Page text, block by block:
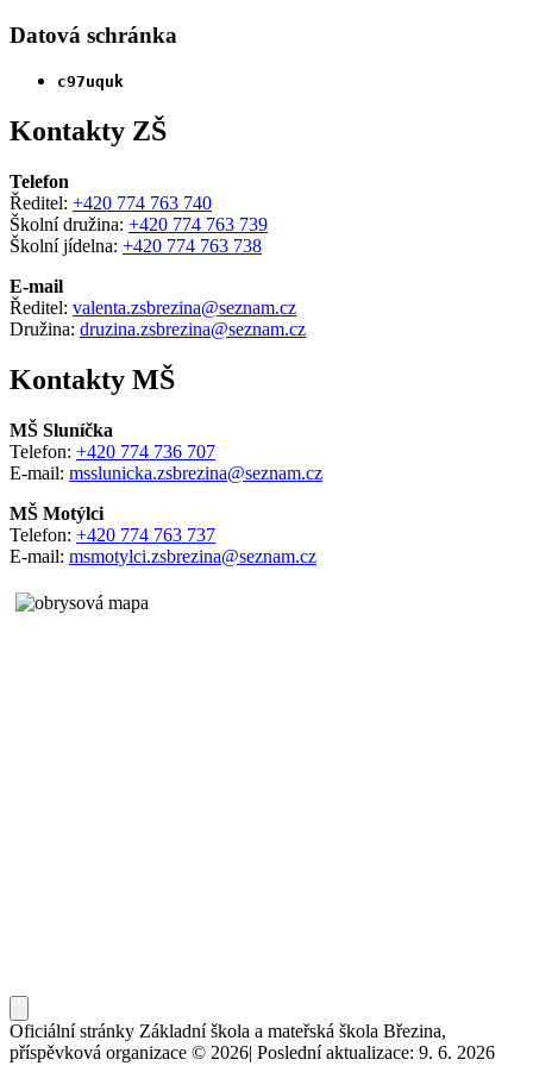
Datová schránka
c97uquk
Kontakty ZŠ
Telefon
Ředitel: +420 774 763 740
Školní družina: +420 774 763 739
Školní jídelna: +420 774 763 738
E-mail
Ředitel: valenta.zsbrezina@seznam.cz
Družina: druzina.zsbrezina@seznam.cz
Kontakty MŠ
MŠ Sluníčka
Telefon: +420 774 736 707
E-mail: msslunicka.zsbrezina@seznam.cz
MŠ Motýlci
Telefon: +420 774 763 737
E-mail: msmotylci.zsbrezina@seznam.cz
Oficiální stránky Základní škola a mateřská škola Březina,
příspěvková organizace © 2026| Poslední aktualizace: 9. 6. 2026